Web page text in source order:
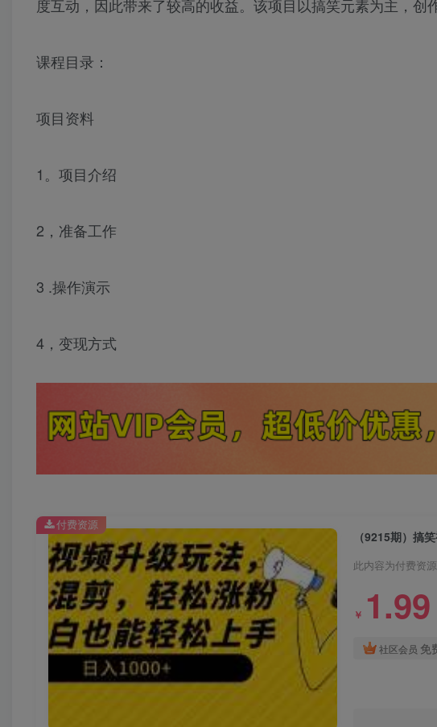
度互动，因此带来了较高的收益。该项目以搞笑元素为主，创
课程目录：
项目资料
1。项目介绍
2，准备工作
3 .操作演示
4，变现方式
此内容为付费资
￥ 1.99
社区会员 免
付费资源